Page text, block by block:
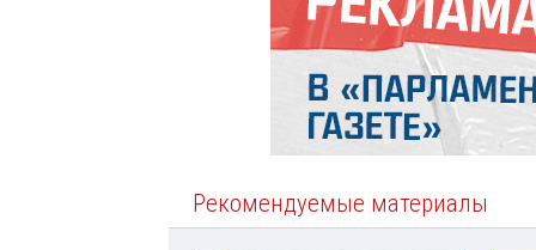
Рекомендуемые материалы